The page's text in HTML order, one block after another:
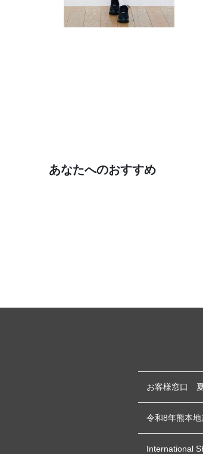
あなたへのおすすめ
お客様窓口
令和8年熊本
International